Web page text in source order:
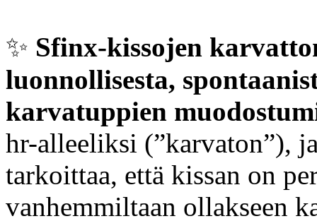
✨️ Sfinx-kissojen
luonnollisesta,
karvatuppien
hr-alleeliksi (”karvaton”),
tarkoittaa, että kissan on
vanhemmiltaan ollakseen